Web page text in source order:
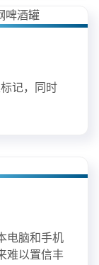
记，同时
电脑和手机
难以置信丰